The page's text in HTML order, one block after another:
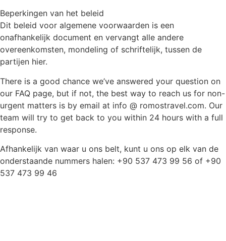
Beperkingen van het beleid
Dit beleid voor algemene voorwaarden is een
onafhankelijk document en vervangt alle andere
overeenkomsten, mondeling of schriftelijk, tussen de
partijen hier.
There is a good chance we’ve answered your question on
our FAQ page, but if not, the best way to reach us for non-
urgent matters is by email at info @ romostravel.com. Our
team will try to get back to you within 24 hours with a full
response.
Afhankelijk van waar u ons belt, kunt u ons op elk van de
onderstaande nummers halen: +90 537 473 99 56 of +90
537 473 99 46